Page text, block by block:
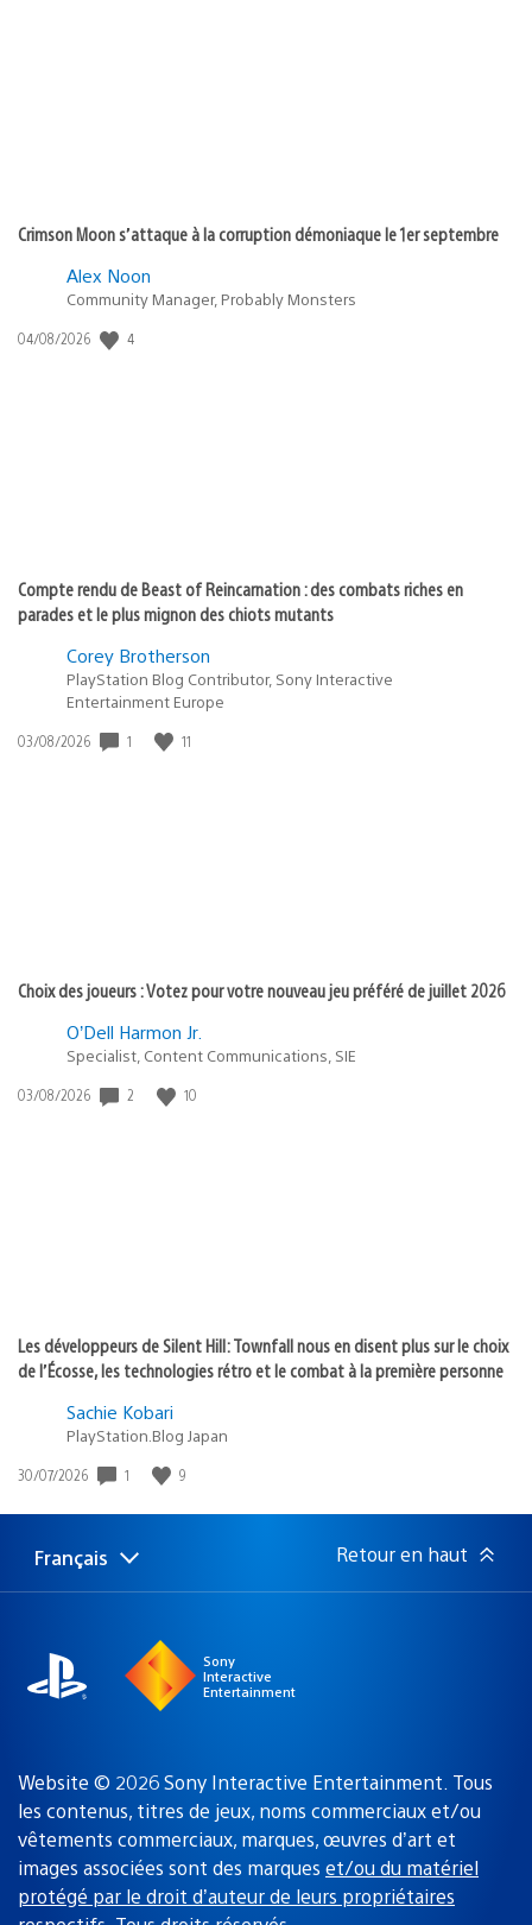
Crimson Moon s’attaque à la corruption démoniaque le 1er septembre
Alex Noon
Community Manager, Probably Monsters
Date
04/08/2026 4
Compte rendu de Beast of Reincarnation : des combats riches en
parades et le plus mignon des chiots mutants
Corey Brotherson
PlayStation Blog Contributor, Sony Interactive
Entertainment Europe
Date
03/08/2026 1 11
Choix des joueurs : Votez pour votre nouveau jeu préféré de juillet 2026
O’Dell Harmon Jr.
Specialist, Content Communications, SIE
Date
03/08/2026 2 10
Les développeurs de Silent Hill: Townfall nous en disent plus sur le choix
de l’Écosse, les technologies rétro et le combat à la première personne
Sachie Kobari
PlayStation.Blog Japan
Date
publication
30/07/2026 1 9
Choisir
Région
Français Retour en haut
Sony
Interactive
Entertainment
Website © 2026 Sony Interactive Entertainment. Tous
les contenus, titres de jeux, noms commerciaux et/ou
vêtements commerciaux, marques, œuvres d’art et
images associées sont des marques et/ou du matériel
protégé par le droit d’auteur de leurs propriétaires